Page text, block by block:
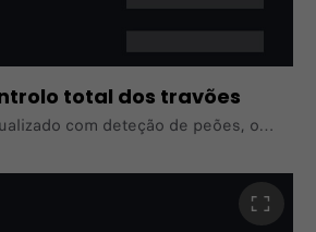
total dos travões
com deteção de peões, o
sistema de controlo de